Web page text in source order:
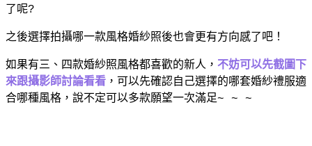
了呢?
之後選擇拍攝哪一款風格婚紗照後也會更有方向感了吧！
如果有三、四款婚紗照風格都喜歡的新人， 不妨可以先截圖下
來跟攝影師討論看看 ，可以先確認自己選擇的哪套婚紗禮服適
合哪種風格，說不定可以多款願望一次滿足~ ~ ~